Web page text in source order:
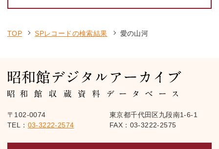
TOP SPレコードの検索結果 愛の山河
〒102-0074
東京都千代田区九段南1-6-1
TEL： 03-3222-2574 FAX：03-3222-2575